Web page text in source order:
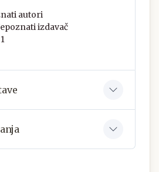
autori
izdavač
1